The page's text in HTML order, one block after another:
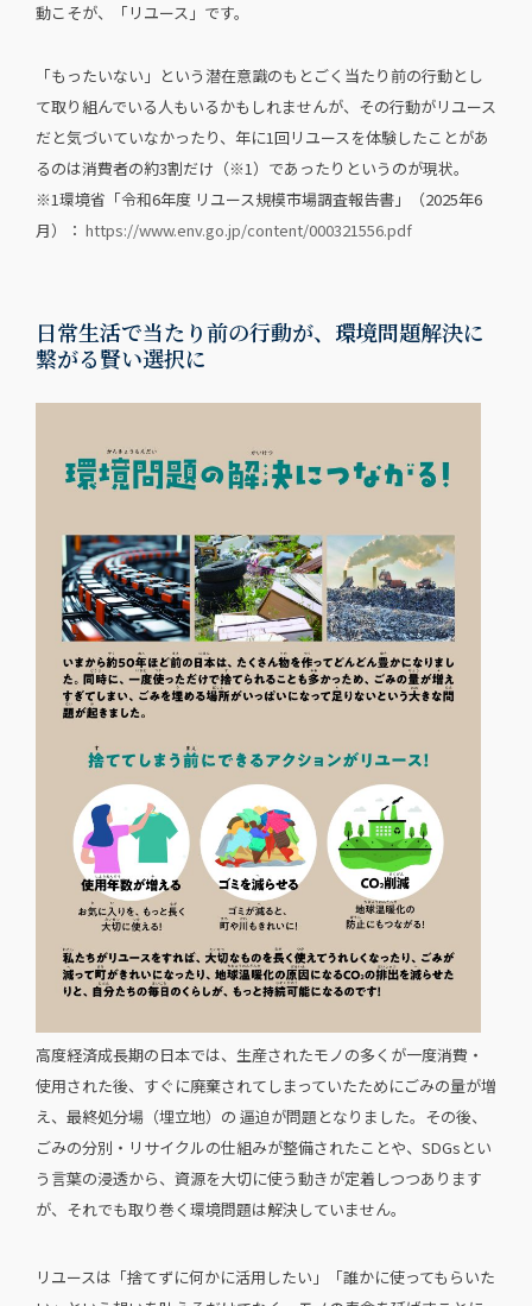
動こそが、「リユース」です。
「もったいない」という潜在意識のもとごく当たり前の行動とし
て取り組んでいる人もいるかもしれませんが、その行動がリユース
だと気づいていなかったり、年に1回リユースを体験したことがあ
るのは消費者の約3割だけ（※1）であったりというのが現状。
※1環境省「令和6年度 リユース規模市場調査報告書」（2025年6
月）： https://www.env.go.jp/content/000321556.pdf
日常生活で当たり前の行動が、環境問題解決に
繋がる賢い選択に
高度経済成長期の日本では、生産されたモノの多くが一度消費・
使用された後、すぐに廃棄されてしまっていたためにごみの量が増
え、最終処分場（埋立地）の 逼迫が問題となりました。その後、
ごみの分別・リサイクルの仕組みが整備されたことや、SDGsとい
う言葉の浸透から、資源を大切に使う動きが定着しつつあります
が、それでも取り巻く環境問題は解決していません。
リユースは「捨てずに何かに活用したい」「誰かに使ってもらいた